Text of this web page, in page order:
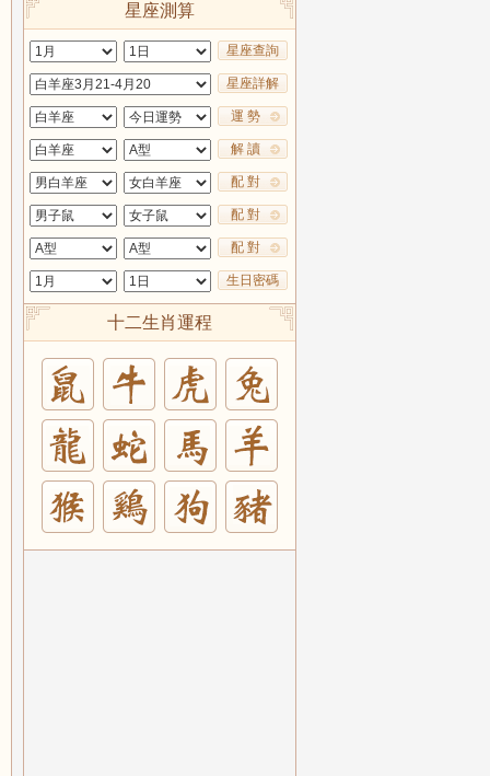
星座測算
星座查詢
星座詳解
運 勢
解 讀
配 對
配 對
配 對
生日密碼
十二生肖運程